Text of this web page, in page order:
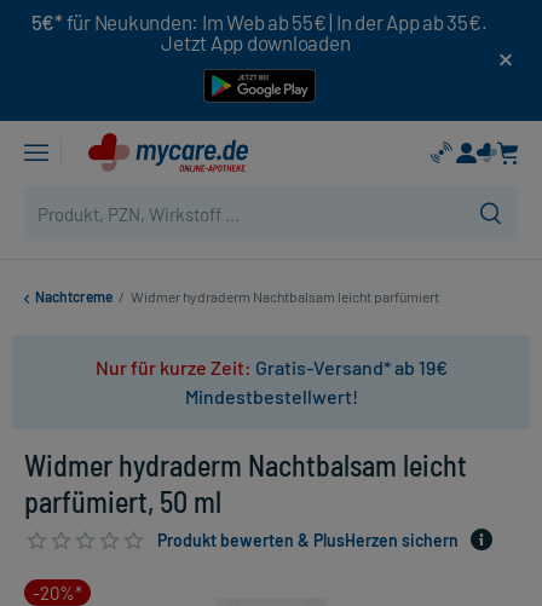
5€* für Neukunden: Im Web ab 55€ | In der App ab 35€.
Jetzt App downloaden
Nachtcreme / Widmer hydraderm Nachtbalsam leicht parfümiert
Nur für kurze Zeit: Gratis-Versand* ab 19€
Mindestbestellwert!
Widmer hydraderm Nachtbalsam leicht
parfümiert, 50 ml
Produkt bewerten & PlusHerzen sichern
-20%*